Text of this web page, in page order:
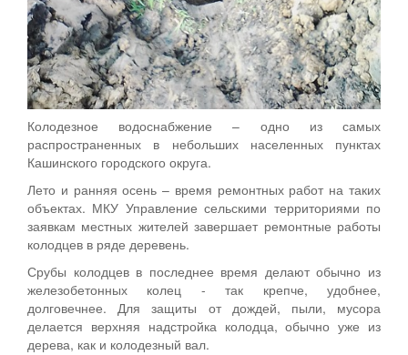
Колодезное водоснабжение – одно из самых
распространенных в небольших населенных пунктах
Кашинского городского округа.
Лето и ранняя осень – время ремонтных работ на таких
объектах. МКУ Управление сельскими территориями по
заявкам местных жителей завершает ремонтные работы
колодцев в ряде деревень.
Срубы колодцев в последнее время делают обычно из
железобетонных колец - так крепче, удобнее,
долговечнее. Для защиты от дождей, пыли, мусора
делается верхняя надстройка колодца, обычно уже из
дерева, как и колодезный вал.